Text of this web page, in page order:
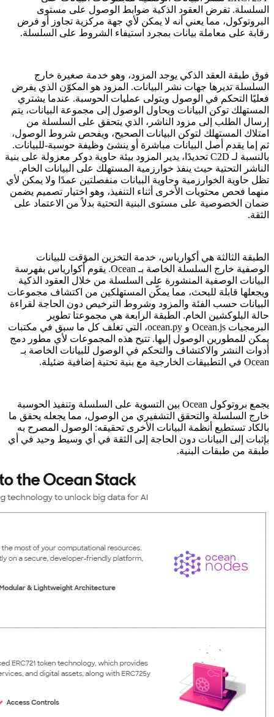
السلسلة. تفرض العقود الذكية ضوابط الوصول على مستوى
البروتوكول، مما يعني أنه لا يمكن لأي جهة مركزية تجاوز أو فرض
رقابة على معاملة بيانات بمجرد استيفاء الشروط على السلسلة.
فوق طبقة العقد الذكي يوجد المزود، وهو خدمة صغيرة خارج
السلسلة تديرها جهات نشر البيانات. المزود هو المكوّن الذي يفرض
فعليًا التحكم في الوصول ويتولى عمليات الحوسبة. عندما يشتري
المستهلك توكن البيانات ويحاول الوصول إلى مجموعة البيانات، يتم
إرسال الطلب إلى مزود الناشر، الذي يتحقق على السلسلة من
امتلاك المستهلك لتوكن البيانات الصحيح، ويفحص شروط الوصول،
ثم إما يقدم أصل البيانات مباشرة أو ينشئ وظيفة حوسبة-للبيانات.
بالنسبة لـ C2D تحديدًا، يدير المزود بيئة حاوية دوكر معزولة على بنية
الناشر التحتية حيث ينفذ خوارزمية المستهلك على البيانات الخام.
تظل حاوية الخوارزمية وحاوية البيانات منفصلتين عمدًا ولا يمكن لأي
منهما فحص محتويات الأخرى أثناء التنفيذ، وهو اختيار تصميم يضمن
ضمان الخصوصية على مستوى البنية التحتية بدلاً من الاعتماد على
الثقة.
الطبقة الثالثة هي أكوارياس، خدمة التخزين المؤقت للبيانات
الوصفية خارج السلسلة الخاصة بـ Ocean. يقوم أكوارياس بفهرسة
البيانات الوصفية المنشورة على السلسلة من خلال العقود الذكية
ويجعلها قابلة للبحث، مما يمكّن المستهلكين من اكتشاف مجموعات
البيانات حسب الفئة والمزود وشروط الترخيص دون الحاجة لقراءة
حالة البلوكشين الخام. الطبقة الرابعة هي مجموعتا تطوير
البرمجيات Ocean.js و ocean.py، التي تغلف كل ما سبق في مكتبات
يمكن للمطورين الوصول إليها. تتيح هذه المجموعات لأي مطور دمج
أدوات النشر والاكتشاف والتحكم في الوصول للبيانات الخاصة بـ
Ocean في التطبيقات الخارجية مع بنية تحتية إضافية ضئيلة.
يجمع بروتوكول Ocean بين التسوية على السلسلة وتنفيذ الحوسبة
خارج السلسلة والتحقق التشفيري من الوصول، مما يجعله يحقق ما
بالكاد تستطيع أنظمة البيانات الأخرى تحقيقه: الوصول المصرح به
بإثبات إلى البيانات دون الحاجة إلى الثقة في أي وسيط وحيد في أي
طبقة من طبقات البنية.